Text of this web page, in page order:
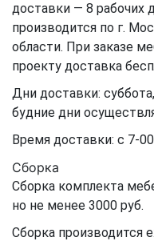
доставки — 8 рабочих
производится по г.
области. При заказе
проекту доставка
Дни доставки:
будние дни
Время доставки: с 7-
Сборка
Сборка комплекта
но не менее 3000 руб.
Сборка производится